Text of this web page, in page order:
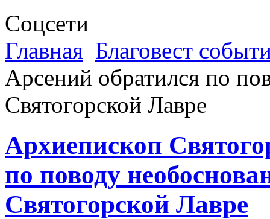
Соцсети
Главная Благовест
Арсений обратился по
Святогорской Лавре
Архиепископ
по поводу
Святогорской Лавре